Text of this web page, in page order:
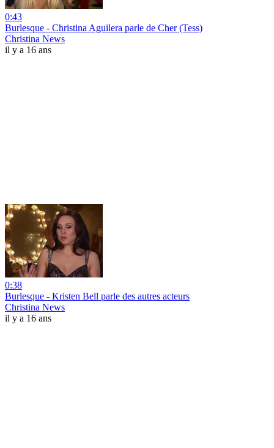
0:43
Burlesque - Christina Aguilera parle de Cher (Tess)
Christina News
il y a 16 ans
0:38
Burlesque - Kristen Bell parle des autres acteurs
Christina News
il y a 16 ans